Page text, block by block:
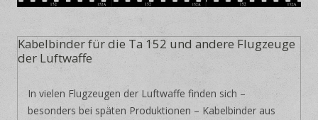
Kabelbinder für die Ta 152 und andere Flugzeuge
der Luftwaffe
In vielen Flugzeugen der Luftwaffe finden sich –
besonders bei späten Produktionen – Kabelbinder aus